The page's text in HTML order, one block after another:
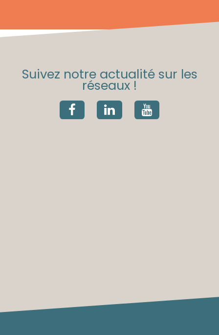
Suivez notre actualité sur les
réseaux !